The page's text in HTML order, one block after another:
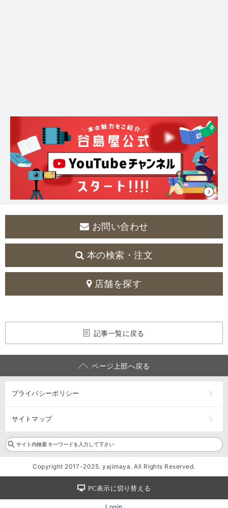
お問い合わせ
本の検索・注文
店舗を探す
記事一覧に戻る
ページ上部へ戻る
プライバシーポリシー
サイトマップ
Copyright 2017-2025. yajimaya. All Rights Reserved.
PC表示に切り替える